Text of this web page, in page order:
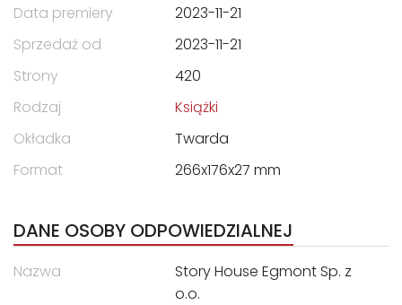
Data premiery
2023-11-21
Sprzedaż od
2023-11-21
Strony
420
Rodzaj
Książki
Okładka
Twarda
Format
266x176x27 mm
DANE OSOBY ODPOWIEDZIALNEJ
Nazwa
Story House Egmont Sp. z
o.o.